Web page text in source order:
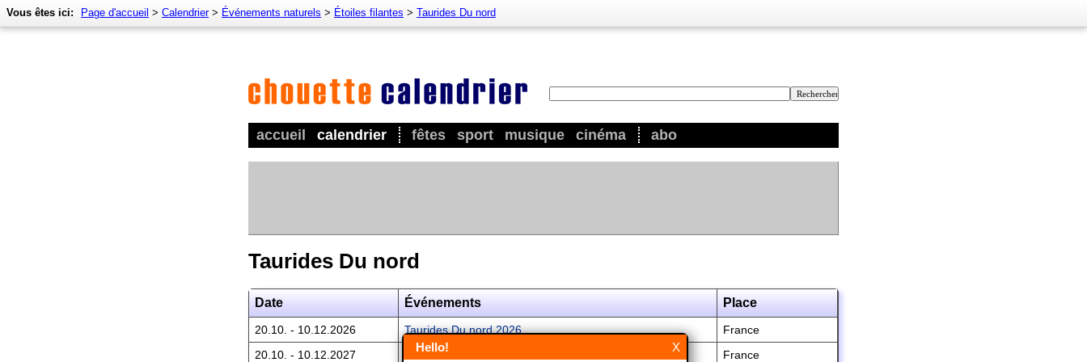
accueil calendrier fêtes sport musique cinéma abo
Vous êtes ici: Page d'accueil > Calendrier> Événements naturels > Étoiles filantes > Taurides Du nord
Taurides Du nord
Date Événements Place
20.10. - 10.12.2026 Taurides Du nord 2026
France
20.10. - 10.12.2027
Taurides Du nord 2027 France
X
Hello!